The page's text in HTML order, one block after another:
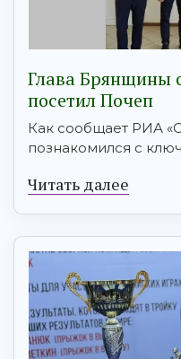
Глава Брянщины
посетил Почеп
Как сообщает РИА
познакомился с
Читать далее